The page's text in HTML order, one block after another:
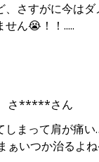
、さすがに今は
せん😭！！.....
*****さん
しまって肩が痛
ぁいつか治るよね